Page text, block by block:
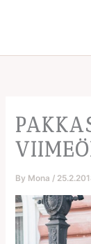
By Mona /